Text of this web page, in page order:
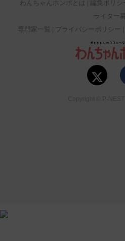
わんちゃんホンポとは 編集ポリシ
ライター
専門家一覧
プライバシーポリシー